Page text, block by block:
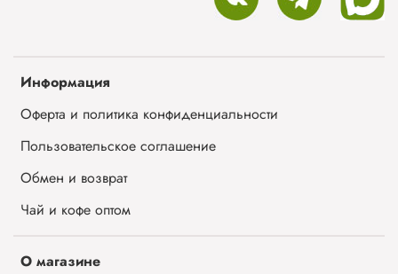
Информация
Оферта и политика конфиденциальности
Пользовательское соглашение
Обмен и возврат
Чай и кофе оптом
О магазине